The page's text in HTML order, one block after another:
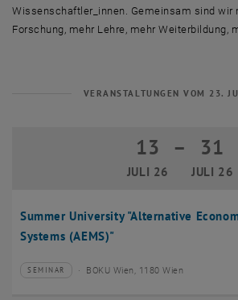
Wissenschaftler_innen. Gemeinsam sind wir
Forschung, mehr Lehre, mehr Weiterbildung,
VERANSTALTUNGEN VOM 23.
Summer University "Alternative
Systems (AEMS)"
13
JULI 26
13 Juli 2026
– 31
JULI 26
Veranstaltungstyp:
SEMINAR
Veranstaltungsort:BOKU Wien, 1180 Wien